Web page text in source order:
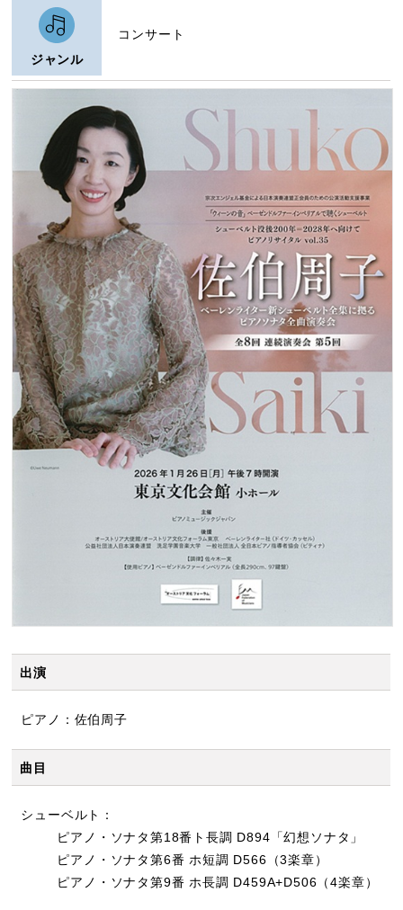
ジャンル
コンサート
出演
ピアノ：佐伯周子
曲目
シューベルト：
ピアノ・ソナタ第18番ト長調 D894「幻想ソナタ」
ピアノ・ソナタ第6番 ホ短調 D566（3楽章）
ピアノ・ソナタ第9番 ホ長調 D459A+D506（4楽章）